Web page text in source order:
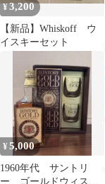
¥3,200
【新品】Whiskoff ウ
イスキーセット
¥5,000
1960年代 サントリ
ー ゴールドウィスキ